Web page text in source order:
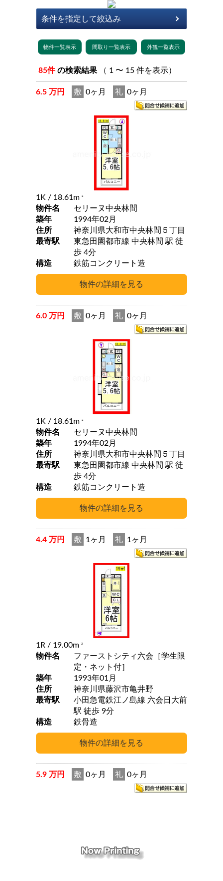
85件 の検索結果 （ 1 〜 15 件を表示）
6.5 万円 敷 0ヶ月 礼 0ヶ月
1K / 18.61m 2
物件名
セリーヌ中央林間
築年
1994年02月
住所
神奈川県大和市中央林間５丁目
最寄駅
東急田園都市線 中央林間 駅 徒
歩 4分
構造
鉄筋コンクリート造
6.0 万円 敷 0ヶ月 礼 0ヶ月
1K / 18.61m 2
物件名
セリーヌ中央林間
築年
1994年02月
住所
神奈川県大和市中央林間５丁目
最寄駅
東急田園都市線 中央林間 駅 徒
歩 4分
構造
鉄筋コンクリート造
4.4 万円 敷 1ヶ月 礼 1ヶ月
1R / 19.00m 2
物件名
ファーストシティ六会［学生限
定・ネット付］
築年
1993年01月
住所
神奈川県藤沢市亀井野
最寄駅
小田急電鉄江ノ島線 六会日大前
駅 徒歩 9分
構造
鉄骨造
5.9 万円 敷 0ヶ月 礼 0ヶ月